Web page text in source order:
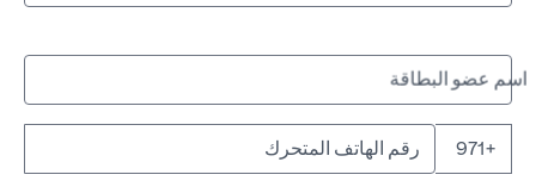
اسم عضو البطاقة
+971